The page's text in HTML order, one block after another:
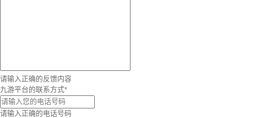
请输入正确的反馈内容
九游平台的联系方式*
请输入正确的电话号码